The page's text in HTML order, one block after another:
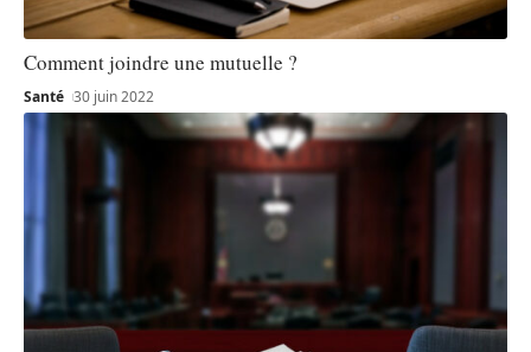
Comment joindre une mutuelle ?
Santé 30 juin 2022